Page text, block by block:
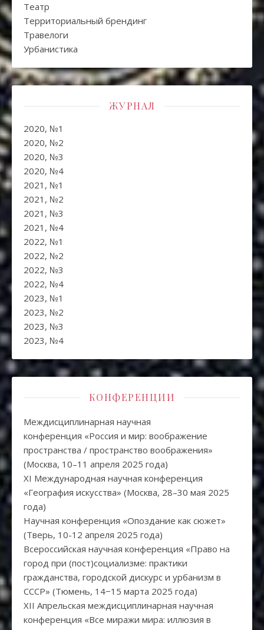
Театр
Территориальный брендинг
Травелоги
Урбанистика
ЖУРНАЛ
2020, №1
2020, №2
2020, №3
2020, №4
2021, №1
2021, №2
2021, №3
2021, №4
2022, №1
2022, №2
2022, №3
2022, №4
2023, №1
2023, №2
2023, №3
2023, №4
КОНФЕРЕНЦИИ
Междисциплинарная научная
конференция «Россия и мир: воображение
пространства / пространство воображения»
(Москва, 10–11 апреля 2025 года)
XI Международная научная конференция
«География искусства» (Москва, 28–30 мая 2025
года)
Научная конференция «Опоздание как сюжет»
(Тверь, 10-12 апреля 2025 года)
Всероссийская научная конференция «Право на
город при (пост)социализме: практики
гражданства, городской дискурс и урбанизм в
СССР» (Тюмень, 14−15 марта 2025 года)
XII Апрельская междисциплинарная научная
конференция «Все миражи мира: иллюзия в